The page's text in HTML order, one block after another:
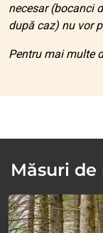
necesar (bocanci
după caz) nu vor
Pentru mai multe
Măsuri